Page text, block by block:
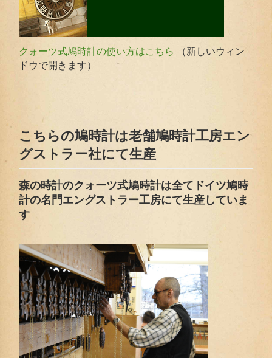
クォーツ式鳩時計の使い方はこちら
（新しいウィン
ドウで開きます）
こちらの鳩時計は老舗鳩時計工房エン
グストラー社にて生産
森の時計のクォーツ式鳩時計は全てドイツ鳩時
計の名門エングストラー工房にて生産していま
す